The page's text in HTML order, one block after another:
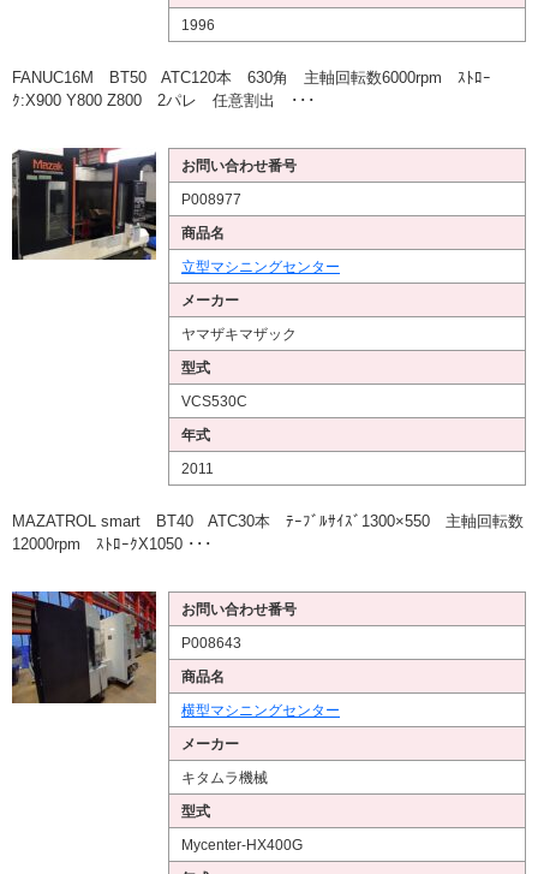
1996
FANUC16M BT50 ATC120本 630角 主軸回転数6000rpm ｽﾄﾛｰ
ｸ:X900 Y800 Z800 2パレ 任意割出 ･･･
お問い合わせ番号
P008977
商品名
立型マシニングセンター
メーカー
ヤマザキマザック
型式
VCS530C
年式
2011
MAZATROL smart BT40 ATC30本 ﾃｰﾌﾞﾙｻｲｽﾞ1300×550 主軸回転数
12000rpm ｽﾄﾛｰｸX1050 ･･･
お問い合わせ番号
P008643
商品名
横型マシニングセンター
メーカー
キタムラ機械
型式
Mycenter-HX400G